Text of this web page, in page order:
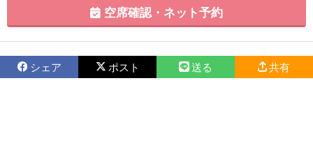
空席確認・ネット予約
シェア ポスト 送る 共有